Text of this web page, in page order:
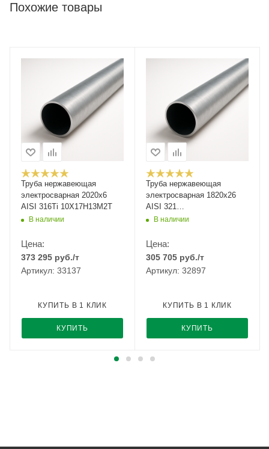
Похожие товары
Труба нержавеющая
электросварная 2020х6
AISI 316Ti 10Х17Н13М2Т
В наличии
Цена:
373 295 руб./т
Артикул: 33137
КУПИТЬ
КУПИТЬ В 1 КЛИК
Труба нержавеющая
электросварная 1820х26
AISI 321
12Х18Н10Т/08Х18Н10Т
В наличии
Цена:
305 705 руб./т
Артикул: 32897
КУПИТЬ
КУПИТЬ В 1 КЛИК